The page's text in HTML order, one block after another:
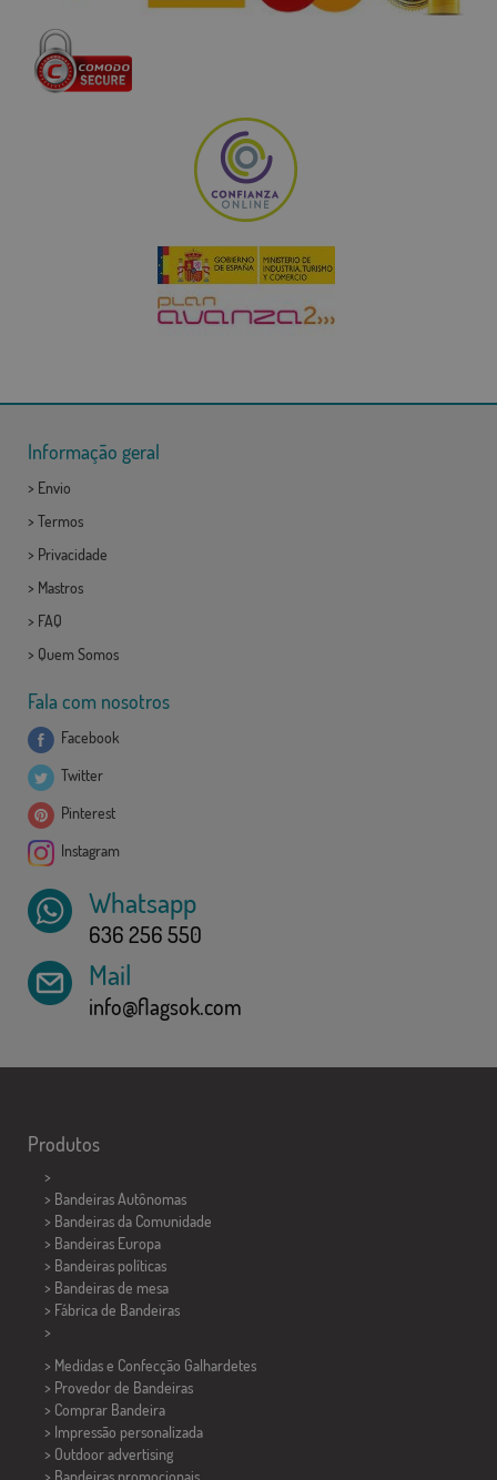
Informação geral
> Envio
> Termos
> Privacidade
> Mastros
> FAQ
> Quem Somos
Fala com nosotros
Facebook
Twitter
Pinterest
Instagram
Whatsapp
636 256 550
Mail
info@flagsok.com
Produtos
>
> Bandeiras Autônomas
> Bandeiras da Comunidade
> Bandeiras Europa
> Bandeiras políticas
> Bandeiras de mesa
> Fábrica de Bandeiras
>
> Medidas e Confecção Galhardetes
> Provedor de Bandeiras
> Comprar Bandeira
> Impressão personalizada
> Outdoor advertising
> Bandeiras promocionais